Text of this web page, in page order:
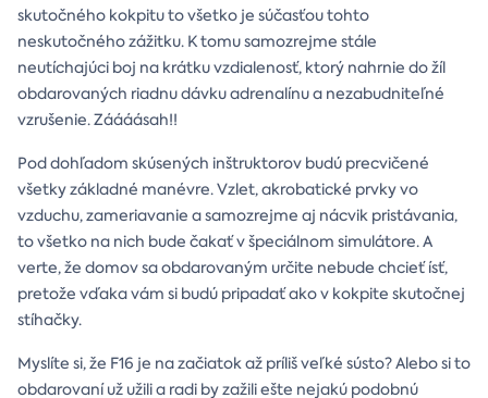
skutočného kokpitu to všetko je súčasťou tohto
neskutočného zážitku. K tomu samozrejme stále
neutíchajúci boj na krátku vzdialenosť, ktorý nahrnie do žíl
obdarovaných riadnu dávku adrenalínu a nezabudniteľné
vzrušenie. Záááásah!!
Pod dohľadom skúsených inštruktorov budú precvičené
všetky základné manévre. Vzlet, akrobatické prvky vo
vzduchu, zameriavanie a samozrejme aj nácvik pristávania,
to všetko na nich bude čakať v špeciálnom simulátore. A
verte, že domov sa obdarovaným určite nebude chcieť ísť,
pretože vďaka vám si budú pripadať ako v kokpite skutočnej
stíhačky.
Myslíte si, že F16 je na začiatok až príliš veľké sústo? Alebo si to
obdarovaní už užili a radi by zažili ešte nejakú podobnú